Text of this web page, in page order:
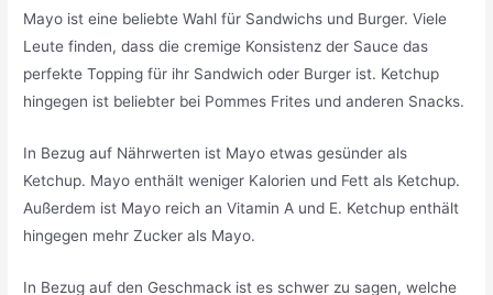
Mayo ist eine beliebte Wahl für Sandwichs und Burger. Viele
Leute finden, dass die cremige Konsistenz der Sauce das
perfekte Topping für ihr Sandwich oder Burger ist. Ketchup
hingegen ist beliebter bei Pommes Frites und anderen Snacks.
In Bezug auf Nährwerten ist Mayo etwas gesünder als
Ketchup. Mayo enthält weniger Kalorien und Fett als Ketchup.
Außerdem ist Mayo reich an Vitamin A und E. Ketchup enthält
hingegen mehr Zucker als Mayo.
In Bezug auf den Geschmack ist es schwer zu sagen, welche